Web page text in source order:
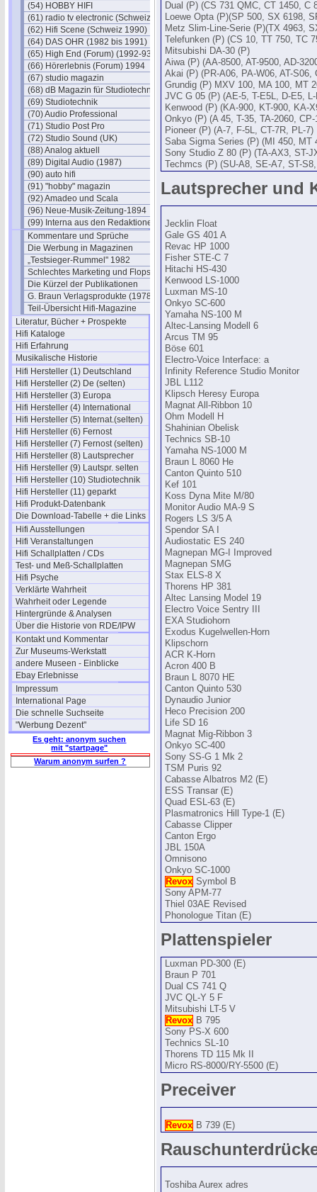
(54) HOBBY HIFI
(61) radio tv electronic (Schweiz)
(62) Hifi Scene (Schweiz 1990)
(64) DAS OHR (1982 bis 1991)
(65) High End (Forum) (1992-93)
(66) Hörerlebnis (Forum) 1994
(67) studio magazin
(68) dB Magazin für Studiotechnik
(69) Studiotechnik
(70) Audio Professional
(71) Studio Post Pro
(72) Studio Sound (UK)
(88) Analog aktuell
(89) Digital Audio (1987)
(90) auto hifi
(91) "hobby" magazin
(92) Amadeo und Scala
(96) Neue-Musik-Zeitung-1894
(99) Interna aus den Redaktionen
Kommentare und Sprüche
Die Werbung in Magazinen
„Testsieger-Rummel" 1982
Schlechtes Marketing und Flops
Die Kürzel der Publikationen
G. Braun Verlagsprodukte (1978)
Teil-Übersicht Hifi-Magazine
Literatur, Bücher + Prospekte
Hifi Kataloge
Hifi Erfahrung
Musikalische Historie
Hifi Hersteller (1) Deutschland
Hifi Hersteller (2) De (selten)
Hifi Hersteller (3) Europa
Hifi Hersteller (4) International
Hifi Hersteller (5) Internat.(selten)
Hifi Hersteller (6) Fernost
Hifi Hersteller (7) Fernost (selten)
Hifi Hersteller (8) Lautsprecher
Hifi Hersteller (9) Lautspr. selten
Hifi Hersteller (10) Studiotechnik
Hifi Hersteller (11) geparkt
Hifi Produkt-Datenbank
Die Download-Tabelle + die Links
Hifi Ausstellungen
Hifi Veranstaltungen
Hifi Schallplatten / CDs
Test- und Meß-Schallplatten
Hifi Psyche
Verklärte Wahrheit
Wahrheit oder Legende
Hintergründe & Analysen
Über die Historie von RDE/IPW
Kontakt und Kommentar
Zur Museums-Werkstatt
andere Museen - Einblicke
Ebay Erlebnisse
Impressum
International Page
Die schnelle Suchseite
"Werbung Dezent"
Es geht: anonym suchen
mit "startpage"
Warum anonym surfen ?
Dual (P) (CS 731 QMC, CT 1450, C
Loewe Opta (P)(SP 500, SX 6198,
Metz Slim-Line-Serie (P)(TX 4963,
Telefunken (P) (CS 10, TT 750, TC
Mitsubishi DA-30 (P)
Aiwa (P) (AA-8500, AT-9500, AD-
Akai (P) (PR-A06, PA-W06, AT-S06,
Grundig (P) MXV 100, MA 100, MT
JVC G 05 (P) (AE-5, T-E5L, D-E5,
Kenwood (P) (KA-900, KT-900, KA-
Onkyo (P) (A 45, T-35, TA-2060, CP-
Pioneer (P) (A-7, F-5L, CT-7R, PL-7)
Saba Sigma Series (P) (MI 450, MT
Sony Studio Z 80 (P) (TA-AX3, ST-
Techmcs (P) (SU-A8, SE-A7, ST-
Lautsprecher und
Jecklin Float
Gale GS 401 A
Revac HP 1000
Fisher STE-C 7
Hitachi HS-430
Kenwood LS-1000
Luxman MS-10
Onkyo SC-600
Yamaha NS-100 M
Altec-Lansing Modell 6
Arcus TM 95
Böse 601
Electro-Voice Interface: a
Infinity Reference Studio Monitor
JBL L112
Klipsch Heresy Europa
Magnat All-Ribbon 10
Ohm Modell H
Shahinian Obelisk
Technics SB-10
Yamaha NS-1000 M
Braun L 8060 He
Canton Quinto 510
Kef 101
Koss Dyna Mite M/80
Monitor Audio MA-9 S
Rogers LS 3/5 A
Spendor SA I
Audiostatic ES 240
Magnepan MG-I Improved
Magnepan SMG
Stax ELS-8 X
Thorens HP 381
Altec Lansing Model 19
Electro Voice Sentry III
EXA Studiohorn
Exodus Kugelwellen-Horn
Klipschorn
ACR K-Horn
Acron 400 B
Braun L 8070 HE
Canton Quinto 530
Dynaudio Junior
Heco Precision 200
Life SD 16
Magnat Mig-Ribbon 3
Onkyo SC-400
Sony SS-G 1 Mk 2
TSM Puris 92
Cabasse Albatros M2 (E)
ESS Transar (E)
Quad ESL-63 (E)
Plasmatronics Hill Type-1 (E)
Cabasse Clipper
Canton Ergo
JBL 150A
Omnisono
Onkyo SC-1000
Revox Symbol B
Sony APM-77
Thiel 03AE Revised
Phonologue Titan (E)
Plattenspieler
Luxman PD-300 (E)
Braun P 701
Dual CS 741 Q
JVC QL-Y 5 F
Mitsubishi LT-5 V
Revox B 795
Sony PS-X 600
Technics SL-10
Thorens TD 115 Mk II
Micro RS-8000/RY-5500 (E)
Preceiver
Revox B 739 (E)
Toshiba Aurex adres